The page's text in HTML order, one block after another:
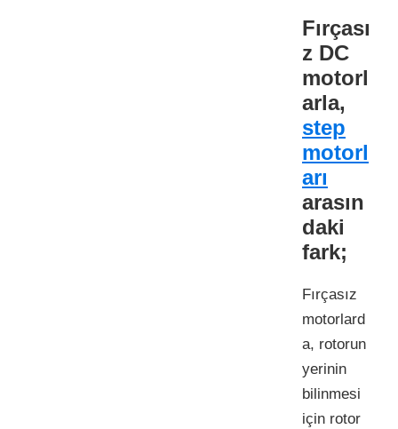
Fırçası
z DC
motorl
arla,
step
motorl
arı
arasın
daki
fark;
Fırçasız
motorlard
a, rotorun
yerinin
bilinmesi
için rotor